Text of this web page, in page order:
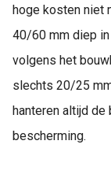
hoge kosten niet
40/60 mm diep
volgens het
slechts 20/25
hanteren altijd
bescherming.